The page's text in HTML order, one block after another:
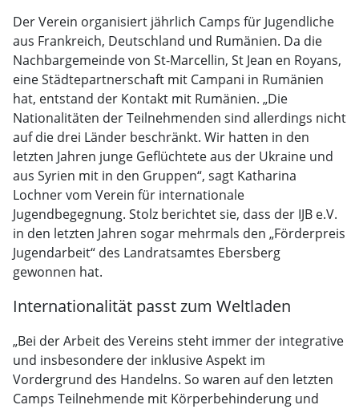
Der Verein organisiert jährlich Camps für Jugendliche
aus Frankreich, Deutschland und Rumänien. Da die
Nachbargemeinde von St-Marcellin, St Jean en Royans,
eine Städtepartnerschaft mit Campani in Rumänien
hat, entstand der Kontakt mit Rumänien. „Die
Nationalitäten der Teilnehmenden sind allerdings nicht
auf die drei Länder beschränkt. Wir hatten in den
letzten Jahren junge Geflüchtete aus der Ukraine und
aus Syrien mit in den Gruppen“, sagt Katharina
Lochner vom Verein für internationale
Jugendbegegnung. Stolz berichtet sie, dass der IJB e.V.
in den letzten Jahren sogar mehrmals den „Förderpreis
Jugendarbeit“ des Landratsamtes Ebersberg
gewonnen hat.
Internationalität passt zum Weltladen
„Bei der Arbeit des Vereins steht immer der integrative
und insbesondere der inklusive Aspekt im
Vordergrund des Handelns. So waren auf den letzten
Camps Teilnehmende mit Körperbehinderung und